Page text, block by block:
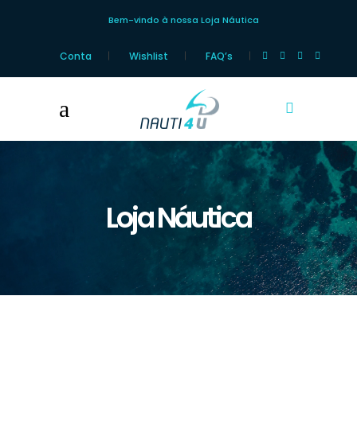
Bem-vindo à nossa Loja Náutica
Conta Wishlist FAQ’s
Loja Náutica